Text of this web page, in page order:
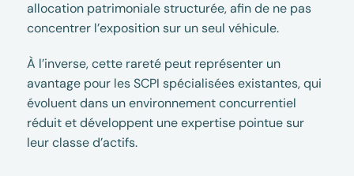
allocation patrimoniale structurée, afin de ne pas
concentrer l’exposition sur un seul véhicule.
À l’inverse, cette rareté peut représenter un
avantage pour les SCPI spécialisées existantes, qui
évoluent dans un environnement concurrentiel
réduit et développent une expertise pointue sur
leur classe d’actifs.